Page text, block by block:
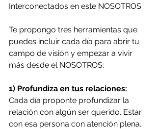
Interconectados en este NOSOTROS.
Te propongo tres herramientas que
puedes incluir cada día para abrir tu
campo de visión y empezar a vivir
más desde el NOSOTROS:
1) Profundiza en tus relaciones:
Cada día proponte profundizar la
relación con algún ser querido. Estar
con esa persona con atención plena.